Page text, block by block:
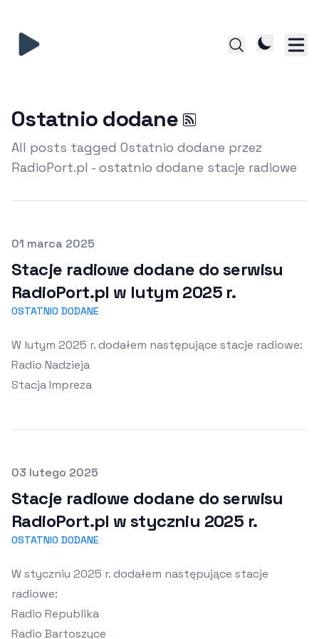
Ostatnio dodane
All posts tagged Ostatnio dodane przez
RadioPort.pl - ostatnio dodane stacje radiowe
Opublikowano
01 marca 2025
Stacje radiowe dodane do serwisu
RadioPort.pl w lutym 2025 r.
OSTATNIO DODANE
W lutym 2025 r. dodałem następujące stacje radiowe:
Radio Nadzieja
Stacja Impreza
Opublikowano
03 lutego 2025
Stacje radiowe dodane do serwisu
RadioPort.pl w styczniu 2025 r.
OSTATNIO DODANE
W styczniu 2025 r. dodałem następujące stacje
radiowe:
Radio Republika
Radio Bartoszyce